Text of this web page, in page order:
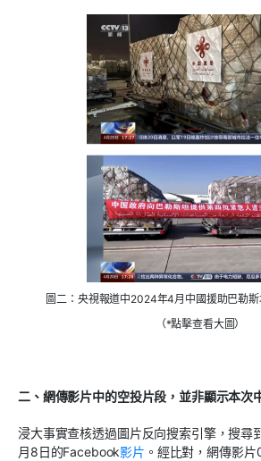
圖二：央視報道中2024年4月中國援助巴勒斯
（*點擊查看大圖）
二、網傳影片中的空投片段，並非顯示本次
浸大事實查核透過圖片反向搜索引擎，搜尋
月8日的Facebook影片 。經比對，網傳影片